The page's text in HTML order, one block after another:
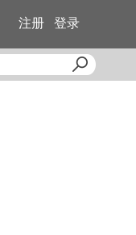
注册 登录